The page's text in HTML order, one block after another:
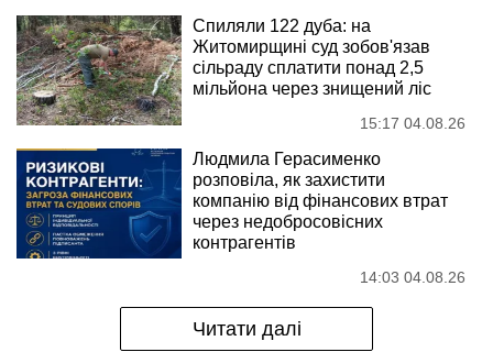
Спиляли 122 дуба: на
Житомирщині суд зобов'язав
сільраду сплатити понад 2,5
мільйона через знищений ліс
15:17 04.08.26
Людмила Герасименко
розповіла, як захистити
компанію від фінансових втрат
через недобросовісних
контрагентів
14:03 04.08.26
Читати далі